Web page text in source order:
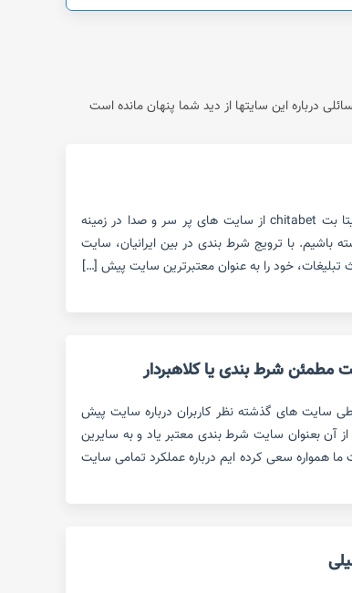
درباره این سایتها از دید شما پنهان مانده است
در این مقاله قصد داریم بررسی روی سایت چیتا بت chitabet از سایت های پر سر و صدا در زمینه
باشیم. با ترویج شرط بندی در بین ایرانیان، سایت
تبلیغات، خود را به عنوان معتبرترین سایت پیش […]
سایت های گذشته نظر کاربران درباره سایت پیش
آن بعنوان سایت شرط بندی معتبر یاد و به سایرین
همواره سعی کرده ایم درباره عملکرد تمامی سایت